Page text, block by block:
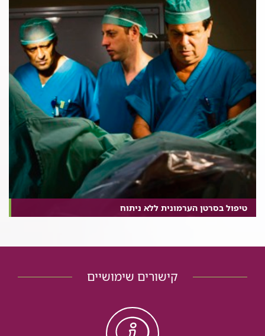
טיפול בסרטן הערמונית ללא ניתוח
קישורים שימושיים